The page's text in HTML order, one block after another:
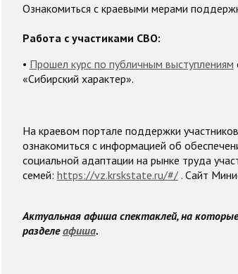
Ознакомиться с краевыми мерами
Работа с участиками СВО:
• Прошел курс по публичным выступлениям
«Сибирский характер».
На краевом портале поддержки
ознакомиться с информацией об
социальной адаптации на рынке труда
семей: https://vz.krskstate.ru/#/. Сайт
Актуальная афиша спектаклей, на
разделеафиша.